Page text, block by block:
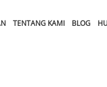
TENTANG KAMI BLOG